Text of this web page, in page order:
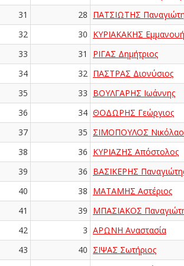
31
28 ΠΑΤΣΙΩΤΗΣ
32
30 ΚΥΡΙΑΚΑΚΗΣ
33
31
ΡΙΓΑΣ Δημήτριος
34
32 ΠΑΣΤΡΑΣ Διονύσιος
35
33 ΒΟΥΛΓΑΡΗΣ Ιωάννης
36
34 ΘΟΔΩΡΗΣ Γεώργιος
37
35 ΣΙΜΟΠΟΥΛΟΣ
38
36 ΚΥΡΙΑΖΗΣ Απόστολος
39
36 ΒΑΣΙΚΕΡΗΣ
40
38 ΜΑΤΑΜΗΣ Αστέριος
41
39 ΜΠΑΣΙΑΚΟΣ
42
3 ΑΡΩΝΗ Αναστασία
43
40 ΣΙΨΑΣ Σωτήριος